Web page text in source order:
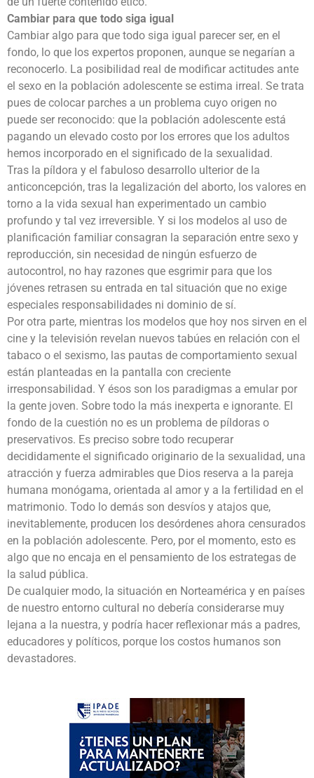
Cambiar para que todo siga igual
Cambiar algo para que todo siga igual parecer ser, en el
fondo, lo que los expertos proponen, aunque se negarían a
reconocerlo. La posibilidad real de modificar actitudes ante
el sexo en la población adolescente se estima irreal. Se trata
pues de colocar parches a un problema cuyo origen no
puede ser reconocido: que la población adolescente está
pagando un elevado costo por los errores que los adultos
hemos incorporado en el significado de la sexualidad.
Tras la píldora y el fabuloso desarrollo ulterior de la
anticoncepción, tras la legalización del aborto, los valores en
torno a la vida sexual han experimentado un cambio
profundo y tal vez irreversible. Y si los modelos al uso de
planificación familiar consagran la separación entre sexo y
reproducción, sin necesidad de ningún esfuerzo de
autocontrol, no hay razones que esgrimir para que los
jóvenes retrasen su entrada en tal situación que no exige
especiales responsabilidades ni dominio de sí.
Por otra parte, mientras los modelos que hoy nos sirven en el
cine y la televisión revelan nuevos tabúes en relación con el
tabaco o el sexismo, las pautas de comportamiento sexual
están planteadas en la pantalla con creciente
irresponsabilidad. Y ésos son los paradigmas a emular por
la gente joven. Sobre todo la más inexperta e ignorante. El
fondo de la cuestión no es un problema de píldoras o
preservativos. Es preciso sobre todo recuperar
decididamente el significado originario de la sexualidad, una
atracción y fuerza admirables que Dios reserva a la pareja
humana monógama, orientada al amor y a la fertilidad en el
matrimonio. Todo lo demás son desvíos y atajos que,
inevitablemente, producen los desórdenes ahora censurados
en la población adolescente. Pero, por el momento, esto es
algo que no encaja en el pensamiento de los estrategas de
la salud pública.
De cualquier modo, la situación en Norteamérica y en países
de nuestro entorno cultural no debería considerarse muy
lejana a la nuestra, y podría hacer reflexionar más a padres,
educadores y políticos, porque los costos humanos son
devastadores.